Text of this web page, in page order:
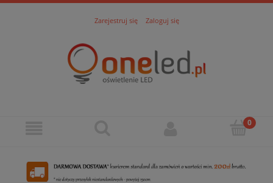
Zarejestruj się Zaloguj się